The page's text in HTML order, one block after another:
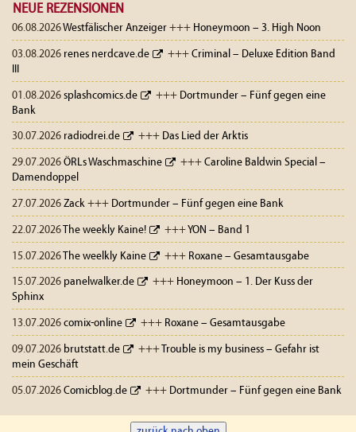
NEUE REZENSIONEN
06.08.2026Westfälischer Anzeiger +++ Honeymoon – 3. High Noon
03.08.2026 renes nerdcave.de +++ Criminal – Deluxe Edition Band
01.08.2026 splashcomics.de +++ Dortmunder – Fünf gegen eine
Bank
30.07.2026 radiodrei.de +++ Das Lied der Arktis
29.07.2026 ÖRLs Waschmaschine +++ Caroline Baldwin Special –
Damendoppel
27.07.2026 Zack +++ Dortmunder – Fünf gegen eine Bank
22.07.2026 The weekly Kaine! +++ YON – Band 1
15.07.2026The weelkly Kaine +++ Roxane – Gesamtausgabe
15.07.2026 panelwalker.de +++ Honeymoon – 1. Der Kuss der
Sphinx
13.07.2026 comix-online +++ Roxane – Gesamtausgabe
09.07.2026 brutstatt.de +++ Trouble is my business – Gefahr ist
mein Geschäft
05.07.2026 Comicblog.de +++ Dortmunder – Fünf gegen eine Bank